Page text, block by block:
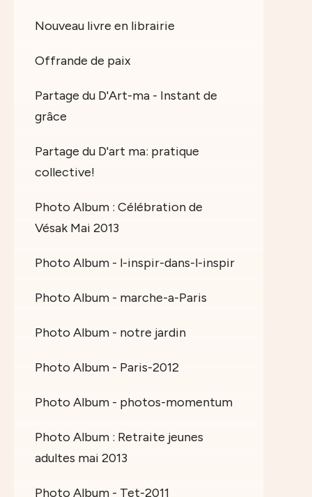
Nouveau livre en librairie
Offrande de paix
Partage du D'Art-ma - Instant de
grâce
Partage du D'art ma: pratique
collective!
Photo Album : Célébration de
Vésak Mai 2013
Photo Album - l-inspir-dans-l-inspir
Photo Album - marche-a-Paris
Photo Album - notre jardin
Photo Album - Paris-2012
Photo Album - photos-momentum
Photo Album : Retraite jeunes
adultes mai 2013
Photo Album - Tet-2011